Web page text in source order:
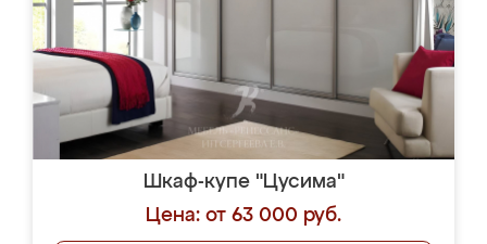
Шкаф-купе "Цусима"
Цена: от 63 000 руб.